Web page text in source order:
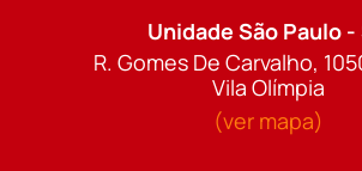
Unidade São Paulo -
R. Gomes De Carvalho,
Vila Olímpia
(ver mapa)